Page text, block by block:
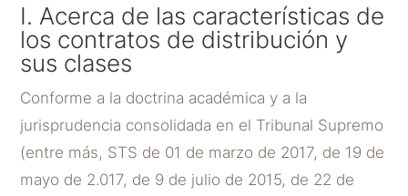
I. Acerca de las características de
los contratos de distribución y
sus clases
Conforme a la doctrina académica y a la
jurisprudencia consolidada en el Tribunal Supremo
(entre más, STS de 01 de marzo de 2017, de 19 de
mayo de 2.017, de 9 de julio de 2015, de 22 de